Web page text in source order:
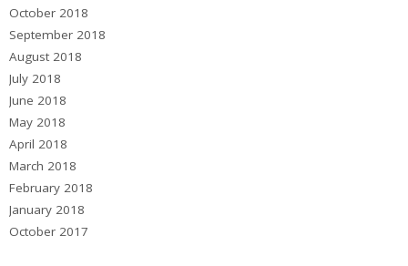
October 2018
September 2018
August 2018
July 2018
June 2018
May 2018
April 2018
March 2018
February 2018
January 2018
October 2017